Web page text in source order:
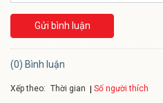
Gửi bình luận
(0) Bình luận
Xếp theo: Thời gian Số người thích